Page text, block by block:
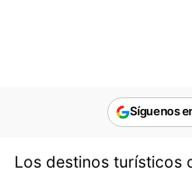
Síguenos
Los destinos turísticos